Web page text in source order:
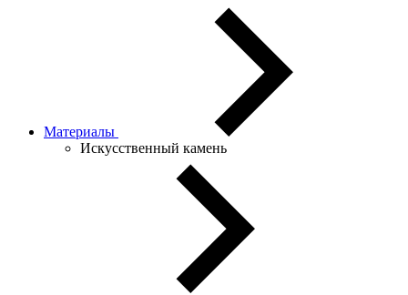
Материалы
Искусственный камень